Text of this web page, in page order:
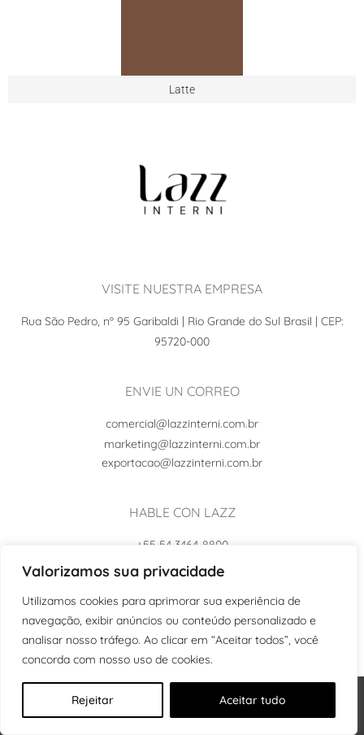
Valorizamos sua privacidade
Utilizamos cookies para aprimorar sua experiência de
navegação, exibir anúncios ou conteúdo personalizado e
analisar nosso tráfego. Ao clicar em “Aceitar todos”, você
concorda com nosso uso de cookies.
Rejeitar Aceitar tudo
Latte
VISITE NUESTRA EMPRESA
Rua São Pedro, nº 95 Garibaldi | Rio Grande do Sul Brasil | CEP:
95720-000
ENVIE UN CORREO
comercial@lazzinterni.com.br
marketing@lazzinterni.com.br
exportacao@lazzinterni.com.br
HABLE CON LAZZ
+55 54 3464-8800
+55 54 99102-8242
© Copyright 2026 Lazz Interni Móveis LTDA